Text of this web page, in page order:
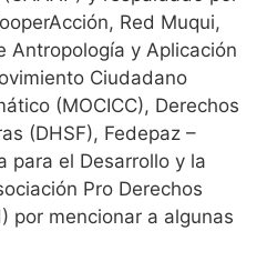
Red Muqui,
Antropología y Aplicación
Ciudadano
(MOCICC), Derechos
(DHSF), Fedepaz –
para el Desarrollo y la
Pro Derechos
por mencionar a algunas